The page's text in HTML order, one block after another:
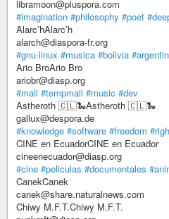
libramoon@pluspora.com
#imagination #philosophy #poet
Alarc’hAlarc’h
alarch@diaspora-fr.org
#gnu-linux #musica #bolivia
Ario BroArio Bro
ariobr@diasp.org
#mail #tempmail #music #dev
Astheroth 🇨🇱🐍Astheroth 🇨🇱🐍
gallux@despora.de
#knowledge #software #freedom
CINE en EcuadorCINE en Ecuador
cineenecuador@diasp.org
#cine #peliculas #documentales
CanekCanek
canek@share.naturalnews.com
Chiwy M.F.T.Chiwy M.F.T.